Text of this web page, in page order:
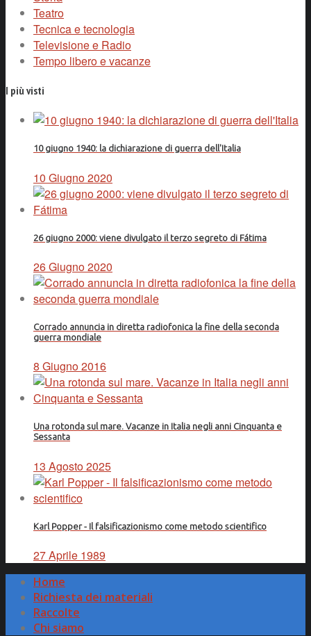
Teatro
Tecnica e tecnologia
Televisione e Radio
Tempo libero e vacanze
I più visti
10 giugno 1940: la dichiarazione di guerra dell'Italia
10 Giugno 2020
26 giugno 2000: viene divulgato il terzo segreto di Fátima
26 Giugno 2020
Corrado annuncia in diretta radiofonica la fine della seconda
guerra mondiale
8 Giugno 2016
Una rotonda sul mare. Vacanze in Italia negli anni Cinquanta e
Sessanta
13 Agosto 2025
Karl Popper - Il falsificazionismo come metodo scientifico
27 Aprile 1989
Home
Richiesta dei materiali
Raccolte
Chi siamo